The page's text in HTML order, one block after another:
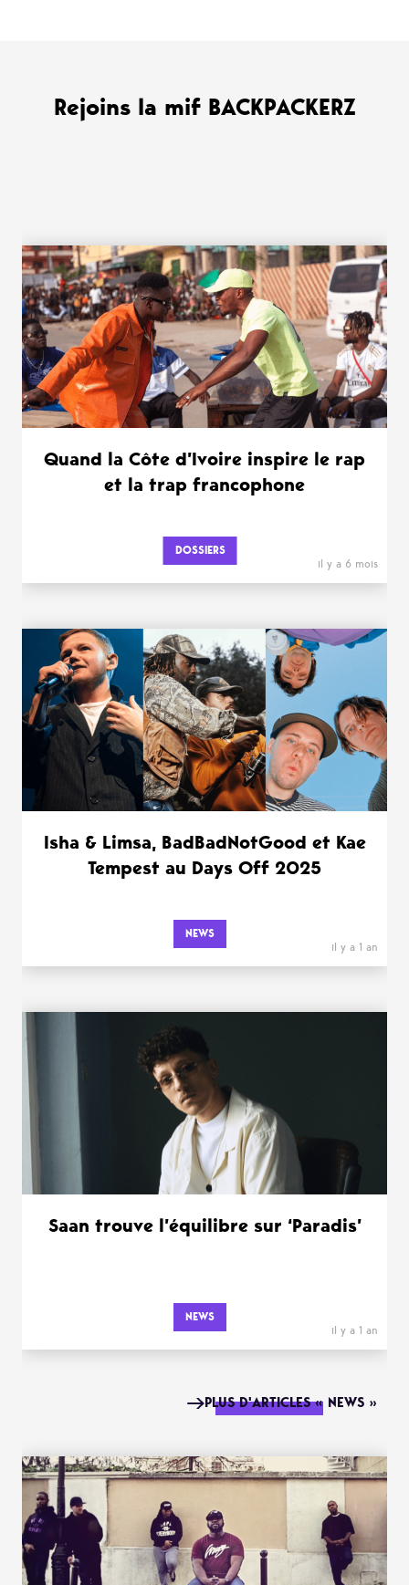
Rejoins la mif BACKPACKERZ
WANT MORE ?
Quand la Côte d’Ivoire inspire le rap
et la trap francophone
DOSSIERS
il y a 6 mois
Isha & Limsa, BadBadNotGood et Kae
Tempest au Days Off 2025
NEWS
il y a 1 an
Saan trouve l’équilibre sur ‘Paradis’
NEWS
il y a 1 an
PLUS D'ARTICLES « NEWS »